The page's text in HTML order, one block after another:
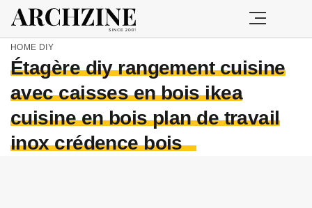
HOME DIY
Étagère diy rangement cuisine
avec caisses en bois ikea
cuisine en bois plan de travail
inox crédence bois